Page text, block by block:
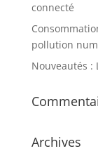
connecté
pollution
Nouveautés :
Archives